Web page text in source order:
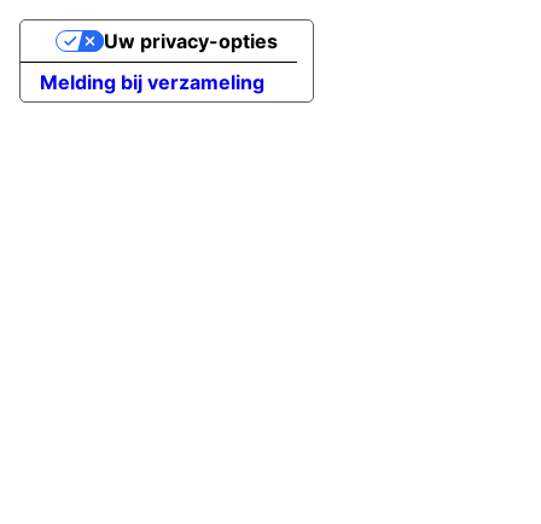
Melding bij verzameling
Uw privacy-opties